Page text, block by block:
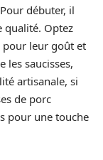
débuter, il
qualité. Optez
pour leur goût et
les saucisses,
artisanale, si
de porc
pour une touche